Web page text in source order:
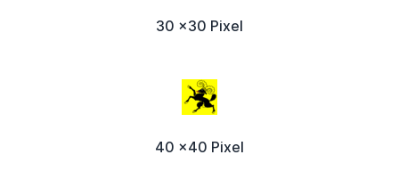
30 x30 Pixel
40 x40 Pixel